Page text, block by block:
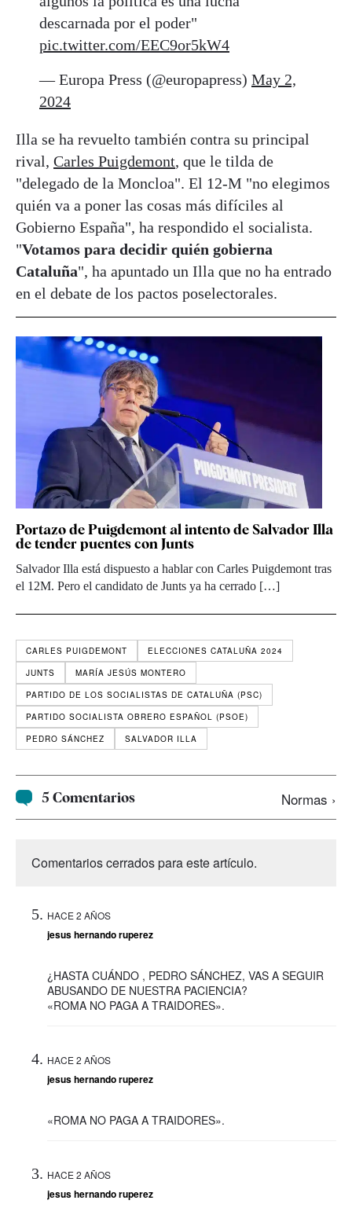
descarnada por el poder"
pic.twitter.com/EEC9or5kW4
— Europa Press (@europapress) May 2,
2024
Illa se ha revuelto también contra su principal
rival, Carles Puigdemont, que le tilda de
"delegado de la Moncloa". El 12-M "no elegimos
quién va a poner las cosas más difíciles al
Gobierno España", ha respondido el socialista.
"Votamos para decidir quién gobierna
Cataluña", ha apuntado un Illa que no ha entrado
en el debate de los pactos poselectorales.
Portazo de Puigdemont al intento de Salvador Illa
de tender puentes con Junts
Salvador Illa está dispuesto a hablar con Carles Puigdemont tras
el 12M. Pero el candidato de Junts ya ha cerrado […]
CARLES PUIGDEMONT
ELECCIONES CATALUÑA 2024
JUNTS
MARÍA JESÚS MONTERO
PARTIDO DE LOS SOCIALISTAS DE CATALUÑA (PSC)
PARTIDO SOCIALISTA OBRERO ESPAÑOL (PSOE)
PEDRO SÁNCHEZ
SALVADOR ILLA
5 Comentarios Normas ›
Comentarios cerrados para este artículo.
HACE 2 AÑOS
jesus hernando ruperez
¿HASTA CUÁNDO , PEDRO SÁNCHEZ, VAS A SEGUIR
ABUSANDO DE NUESTRA PACIENCIA?
«ROMA NO PAGA A TRAIDORES».
HACE 2 AÑOS
jesus hernando ruperez
«ROMA NO PAGA A TRAIDORES».
HACE 2 AÑOS
jesus hernando ruperez